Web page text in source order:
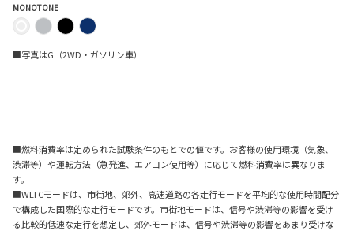
MONOTONE
■写真はG（2WD・ガソリン車）
■燃料消費率は定められた試験条件のもとでの値です。お客様の使用環境（気象、
渋滞等）や運転方法（急発進、エアコン使用等）に応じて燃料消費率は異なりま
す。
■WLTCモードは、市街地、郊外、高速道路の各走行モードを平均的な使用時間配分
で構成した国際的な走行モードです。市街地モードは、信号や渋滞等の影響を受け
る比較的低速な走行を想定し、郊外モードは、信号や渋滞等の影響をあまり受けな